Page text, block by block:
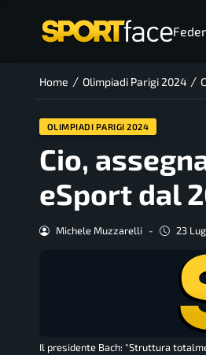
Home / Olimpiadi Parigi 2024 /
OLIMPIADI PARIGI 2024
Cio,
eSport dal
Michele Muzzarelli - 23
Il presidente Bach: "Struttura